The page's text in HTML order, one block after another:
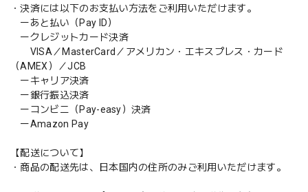
・決済には以下のお支払い方法をご利用いただけます。
ーあと払い（Pay ID）
ークレジットカード決済
VISA／MasterCard／アメリカン・エキスプレス・カード
（AMEX）／JCB
ーキャリア決済
ー銀行振込決済
ーコンビニ（Pay-easy）決済
ーAmazon Pay
【配送について】
・商品の配送先は、日本国内の住所のみご利用いただけます。